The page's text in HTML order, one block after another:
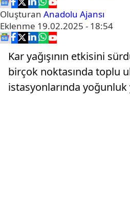
Oluşturan Anadolu Ajansı
Eklenme 19.02.2025 - 18:54
Kar yağışının etkisini
birçok noktasında toplu
istasyonlarında yoğunluk